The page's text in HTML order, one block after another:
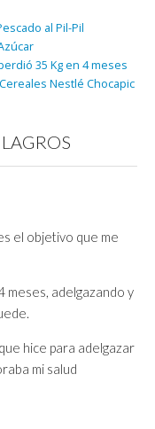
al Pil-Pil
35 Kg en 4 meses
Nestlé Chocapic
el objetivo que me
meses, adelgazando y
hice para adelgazar
mi salud